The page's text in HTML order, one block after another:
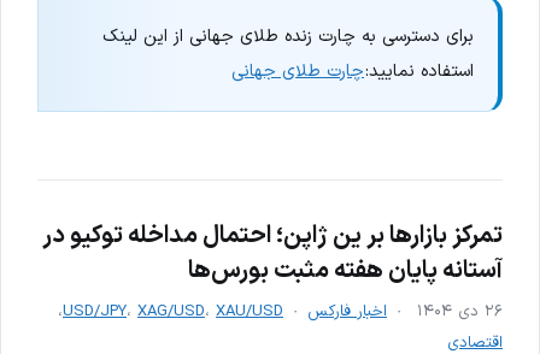
برای دسترسی به چارت زنده طلای جهانی از این لینک
استفاده نمایید:چارت طلای جهانی
تمرکز بازارها بر ین ژاپن؛ احتمال مداخله توکیو در
آستانه پایان هفته مثبت بورس‌ها
۲۶ دی ۱۴۰۴ اخبار فارکس USD/JPY، XAG/USD، XAU/USD
،
اقتصادی